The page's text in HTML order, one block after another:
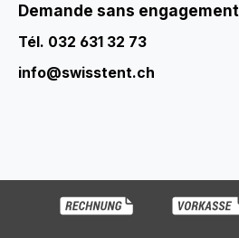
Demande sans engagement
Tél. 032 631 32 73
info@swisstent.ch